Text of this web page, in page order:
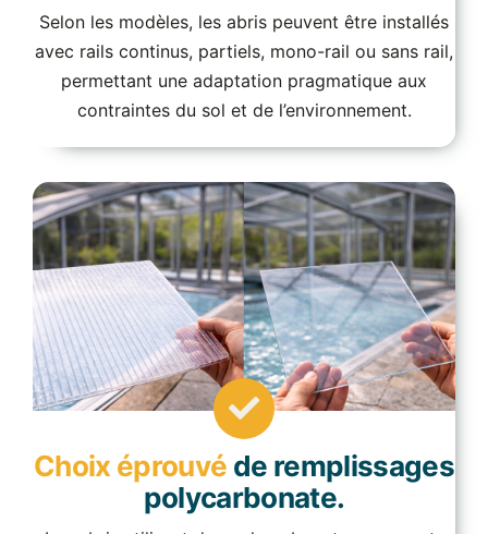
Selon les modèles, les abris peuvent être installés
avec rails continus, partiels, mono-rail ou sans rail,
permettant une adaptation pragmatique aux
contraintes du sol et de l’environnement.
Choix éprouvé de remplissages
polycarbonate.